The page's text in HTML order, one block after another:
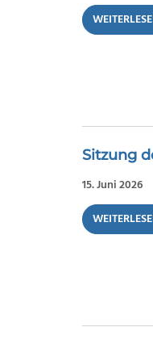
Sitzung
15. Juni 2026